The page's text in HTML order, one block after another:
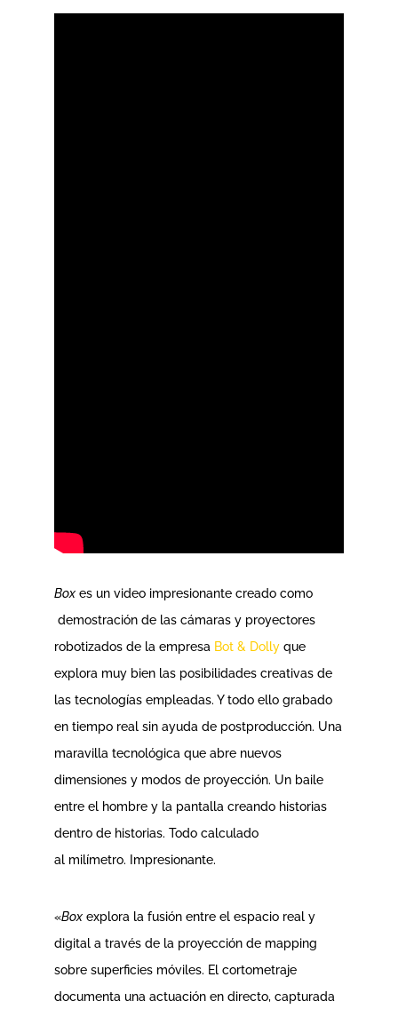
Boxes un video impresionante creado como
demostración de las cámaras y proyectores
robotizados de la empresa Bot & Dollyque
explora muy bien las posibilidades creativas de
las tecnologías empleadas. Y todo ello grabado
en tiempo real sin ayuda de postproducción. Una
maravilla tecnológica que abre nuevos
dimensiones y modos de proyección. Un baile
entre el hombre y la pantalla creando historias
dentro de historias. Todo calculado
al milímetro. Impresionante.
«Boxexplora la fusión entre el espacio real y
digital a través de la proyección de mapping
sobre superficies móviles. El cortometraje
documenta una actuación en directo, capturada